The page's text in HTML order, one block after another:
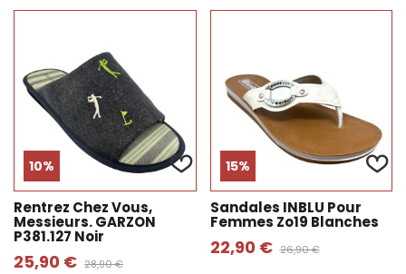
10%
Rentrez Chez Vous,
Messieurs. GARZON
P381.127 Noir
25,90 € 28,90 €
15%
Sandales INBLU Pour
Femmes Zo19 Blanches
22,90 € 26,90 €